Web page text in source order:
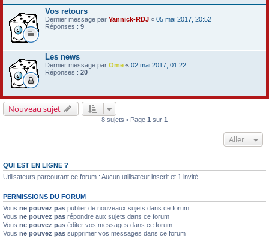
Vos retours
Dernier message par Yannick-RDJ « 05 mai 2017, 20:52
Réponses : 9
Les news
Dernier message par Ome « 02 mai 2017, 01:22
Réponses : 20
Nouveau sujet
8 sujets • Page 1 sur 1
Aller
QUI EST EN LIGNE ?
Utilisateurs parcourant ce forum : Aucun utilisateur inscrit et 1 invité
PERMISSIONS DU FORUM
Vous ne pouvez pas publier de nouveaux sujets dans ce forum
Vous ne pouvez pas répondre aux sujets dans ce forum
Vous ne pouvez pas éditer vos messages dans ce forum
Vous ne pouvez pas supprimer vos messages dans ce forum